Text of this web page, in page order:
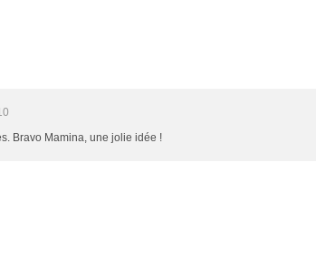
Bravo Mamina, une jolie idée !